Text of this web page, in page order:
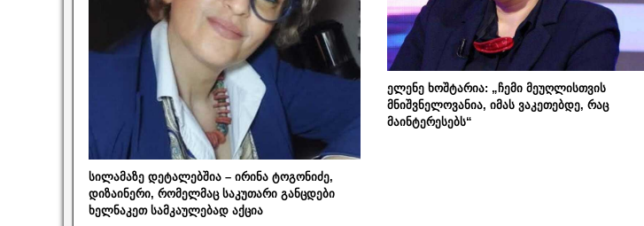
სილამაზე დეტალებშია – ირინა ტოგონიძე,
დიზაინერი, რომელმაც საკუთარი განცდები
ხელნაკეთ სამკაულებად აქცია
ელენე ხოშტარია: „ჩემი მეუღლისთვის
მნიშვნელოვანია, იმას ვაკეთებდე, რაც
მაინტერესებს“